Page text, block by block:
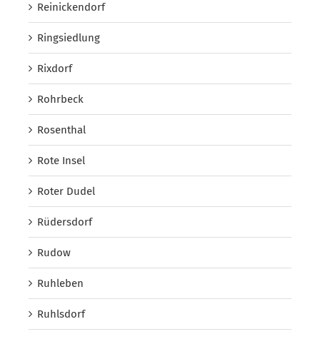
Reinickendorf
Ringsiedlung
Rixdorf
Rohrbeck
Rosenthal
Rote Insel
Roter Dudel
Rüdersdorf
Rudow
Ruhleben
Ruhlsdorf